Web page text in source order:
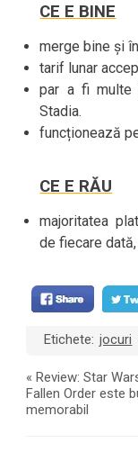
CE E BINE
merge bine și
tarif lunar
par a fi multe
Stadia.
funcționează
CE E RĂU
majoritatea
de fiecare
Etichete: jocuri
«Review: Star
Fallen Order este
memorabil